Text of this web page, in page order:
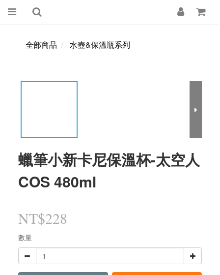
全部商品 水壺&保溫瓶系列
蠟筆小新卡尼保溫杯-太空人
COS 480ml
NT$228
數量